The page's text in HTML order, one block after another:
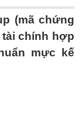
(mã chứng
tài chính hợp
mực kế